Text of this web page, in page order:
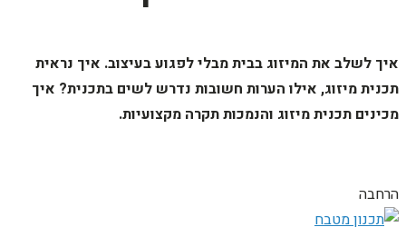
איך לשלב את המיזוג בבית מבלי לפגוע בעיצוב. איך נראית
תכנית מיזוג, אילו הערות חשובות נדרש לשים בתכנית? איך
מכינים תכנית מיזוג והנמכות תקרה מקצועיות.
הרחבה